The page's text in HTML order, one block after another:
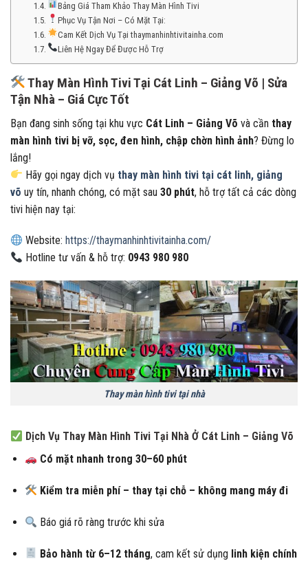
Bảng Giá Tham Khảo Thay Màn Hình Tivi
Phục Vụ Tận Nơi – Có Mặt Tại:
Cam Kết Dịch Vụ Tại thaymanhinhtivitainha.com
Liên Hệ Ngay Để Được Hỗ Trợ
Thay Màn Hình Tivi Tại Cát Linh – Giảng Võ | Sửa
Tận Nhà – Giá Cực Tốt
Bạn đang sinh sống tại khu vực Cát Linh – Giảng Võ và cần thay
màn hình tivi bị vỡ, sọc, đen hình, chập chờn hình ảnh? Đừng lo
lắng!
Hãy gọi ngay dịch vụ thay màn hình tivi tại cát linh, giảng
võ uy tín, nhanh chóng, có mặt sau 30 phút, hỗ trợ tất cả các dòng
tivi hiện nay tại:
Website: https://thaymanhinhtivitainha.com/
Hotline tư vấn & hỗ trợ: 0943 980 980
Thay màn hình tivi tại nhà
Dịch Vụ Thay Màn Hình Tivi Tại Nhà Ở Cát Linh – Giảng Võ
Có mặt nhanh trong 30–60 phút
Kiểm tra miễn phí – thay tại chỗ – không mang máy đi
Báo giá rõ ràng trước khi sửa
Bảo hành từ 6–12 tháng, cam kết sử dụng linh kiện chính